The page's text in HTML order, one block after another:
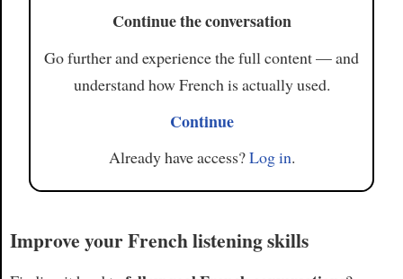
Continue the conversation
Go further and experience the full content — and
understand how French is actually used.
Continue
Already have access?Log in.
Improve your French listening skills